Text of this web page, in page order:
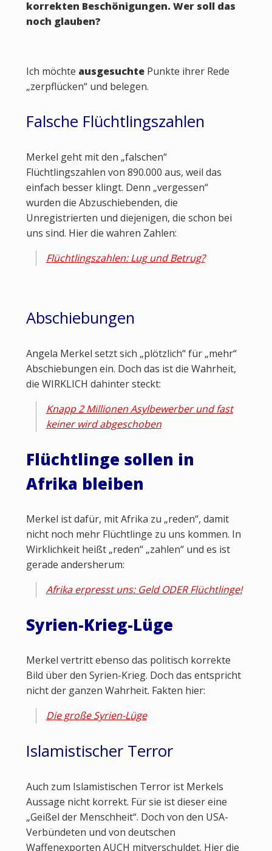
korrekten Beschönigungen. Wer soll das
noch glauben?
Ich möchte ausgesuchte Punkte ihrer Rede
„zerpflücken“ und belegen.
Falsche Flüchtlingszahlen
Merkel geht mit den „falschen“
Flüchtlingszahlen von 890.000 aus, weil das
einfach besser klingt. Denn „vergessen“
wurden die Abzuschiebenden, die
Unregistrierten und diejenigen, die schon bei
uns sind. Hier die wahren Zahlen:
Flüchtlingszahlen: Lug und Betrug?
Abschiebungen
Angela Merkel setzt sich „plötzlich“ für „mehr“
Abschiebungen ein. Doch das ist die Wahrheit,
die WIRKLICH dahinter steckt:
Knapp 2 Millionen Asylbewerber und fast
keiner wird abgeschoben
Flüchtlinge sollen in
Afrika bleiben
Merkel ist dafür, mit Afrika zu „reden“, damit
nicht noch mehr Flüchtlinge zu uns kommen. In
Wirklichkeit heißt „reden“ „zahlen“ und es ist
gerade andersherum:
Afrika erpresst uns: Geld ODER Flüchtlinge!
Syrien-Krieg-Lüge
Merkel vertritt ebenso das politisch korrekte
Bild über den Syrien-Krieg. Doch das entspricht
nicht der ganzen Wahrheit. Fakten hier:
Die große Syrien-Lüge
Islamistischer Terror
Auch zum Islamistischen Terror ist Merkels
Aussage nicht korrekt. Für sie ist dieser eine
„Geißel der Menschheit“. Doch von den USA-
Verbündeten und von deutschen
Waffenexporten AUCH mitverschuldet. Hier die